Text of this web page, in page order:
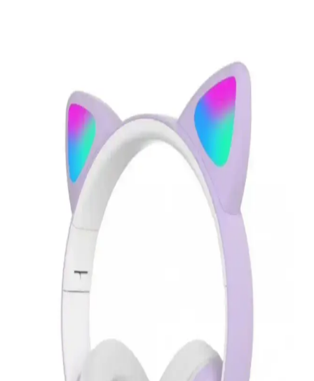
Bu yazı, USB-C masa lambalarından akıllı ev sistemlerine kadar,
günlük yaşamı kolaylaştıran ve verimliliği artıran teknolojik
yükseltmeleri detaylı şekilde ele alıyor. Pratik çözümlerle
hayatınızda fark yaratın.
HP DeskJet Plus 4120 Çok Fonksiyonlu Yazıcı
İncelemesi ve Kullanım Özellikleri
HP DeskJet Plus 4120, çok fonksiyonlu, kablosuz bağlantı ve
yüksek baskı kalitesi sunan ideal bir yazıcıdır. Ev ve ofis
kullanımına uygun, kolay kurulumu ve ekonomik performansıyla
Elektronik ve Giyilebilir Teknolojilerde Sıklık ile
Fonksiyonellik Trendleri ve Gelişmeleri
Elektronik ve giyilebilir cihazlar, kullanım kolaylığı ve
fonksiyonellikleriyle öne çıkıyor. Teknolojik gelişmeler, bu
Everest SM-763 Kablosuz Oyuncu Mouse: Yüksek
Performans ve Ergonomik Tasarım